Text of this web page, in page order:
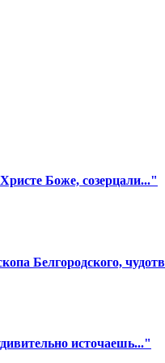
Боже, созерцали..."
Белгородского,
источаешь..."